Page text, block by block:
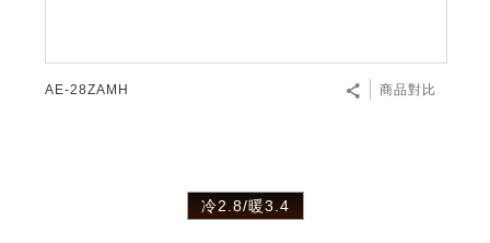
AE-28ZAMH 商品對比
冷2.8/暖3.4